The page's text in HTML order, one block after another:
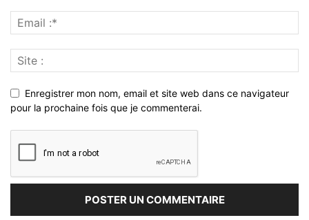
Enregistrer mon nom, email et site web dans ce navigateur
pour la prochaine fois que je commenterai.